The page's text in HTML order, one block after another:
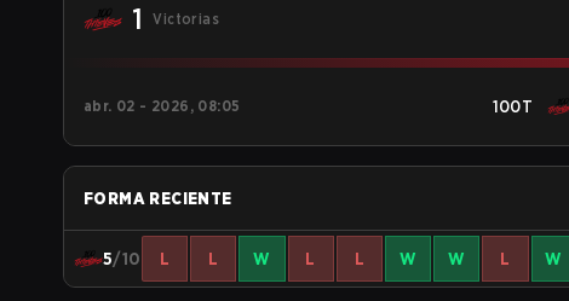
1 Victorias
abr. 02 - 2026, 08:05 100T
FORMA RECIENTE
5/10 L L W L L W W L W